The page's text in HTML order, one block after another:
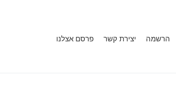
הרשמה יצירת קשר פרסם אצלנו